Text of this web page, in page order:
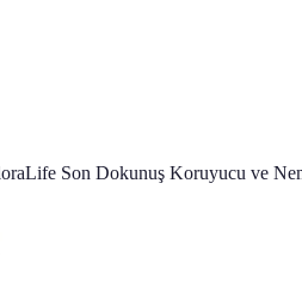
Son Dokunuş Koruyucu ve